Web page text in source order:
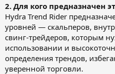
2. Для кого предназначен
Hydra Trend Rider
уровней — скальперов,
свинг-трейдеров, которым
использовании и
определения трендов,
уверенной торговли.